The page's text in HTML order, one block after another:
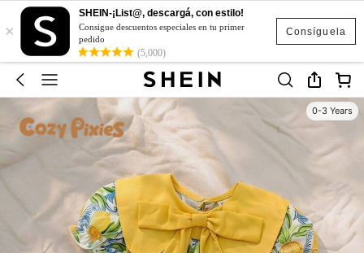
Consíguela
×
SHEIN-¡List@, descargá, con estilo!
Consigue descuentos especiales en tu primer
pedido
(5,000)
0-3 Years